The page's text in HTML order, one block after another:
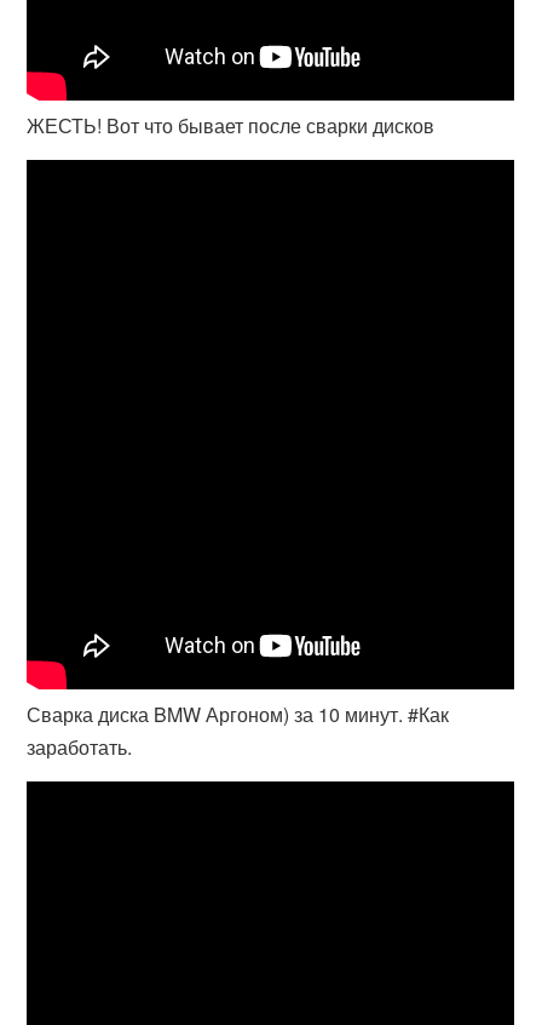
ЖЕСТЬ! Вот что бывает после сварки дисков
Сварка диска BMW Аргоном) за 10 минут. #Как
заработать.